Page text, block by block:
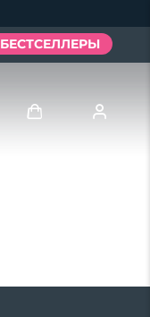
БЕСТСЕЛЛЕРЫ